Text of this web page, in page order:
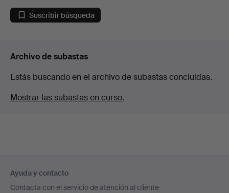
Suscribir búsqueda
Archivo de subastas
Estás buscando en el archivo de subastas concluidas.
Mostrar las subastas en curso.
en
Ayuda y contacto
Contacta con el servicio de atención al cliente